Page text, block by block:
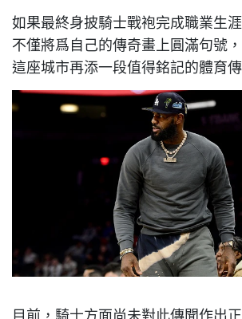
如果最終身披騎士戰袍完成職業生
不僅將爲自己的傳奇畫上圓滿句號
這座城市再添一段值得銘記的體育傳
目前，騎士方面尚未對此傳聞作出